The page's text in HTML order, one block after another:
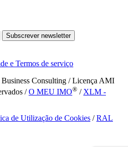
Subscrever newsletter
e Termos de serviço
Consulting / Licença AMI
/O MEU IMO® / XLM -
de Utilização de Cookies /RAL